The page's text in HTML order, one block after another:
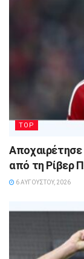
TOP
Αποχαιρέτησε
από τη Ρίβερ
6 ΑΥΓΟΎΣΤΟΥ, 2026